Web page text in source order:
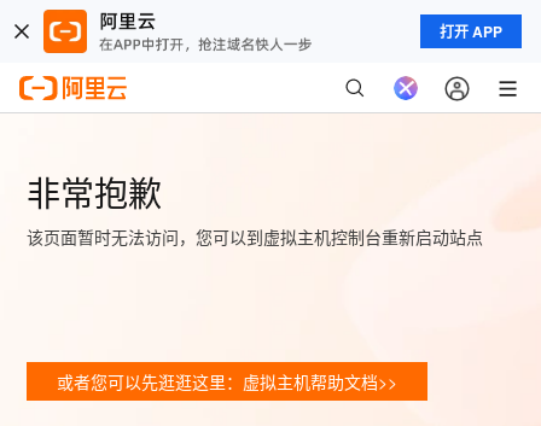
打开 APP
非常抱歉
该页面暂时无法访问，您可以到虚拟主机控制台重新启动站点
或者您可以先逛逛这里：虚拟主机帮助文档>>